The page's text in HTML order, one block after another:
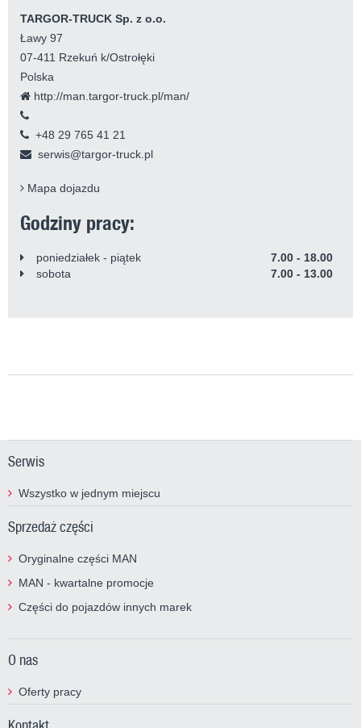
TARGOR-TRUCK Sp. z o.o.
Ławy 97
07-411 Rzekuń k/Ostrołęki
Polska
http://man.targor-truck.pl/man/
+48 29 765 41 21
serwis@targor-truck.pl
Mapa dojazdu
Godziny pracy:
poniedziałek - piątek
7.00 - 18.00
sobota
7.00 - 13.00
Serwis
Wszystko w jednym miejscu
Sprzedaż części
Oryginalne części MAN
MAN - kwartalne promocje
Części do pojazdów innych marek
O nas
Oferty pracy